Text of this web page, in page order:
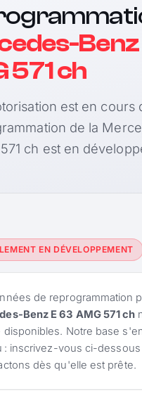
Benz
571 ch
est en cours
de la
ch est en
EN DÉVELOPPEMENT
de reprogrammation
Benz E 63 AMG 571 ch
disponibles. Notre base
: inscrivez-vous ci-
dès qu'elle est prête.